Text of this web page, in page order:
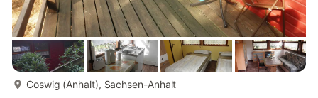
Coswig (Anhalt), Sachsen-Anhalt